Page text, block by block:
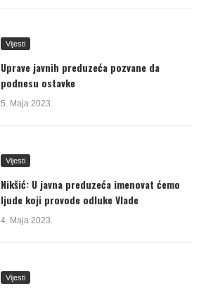
Vijesti
Uprave javnih preduzeća pozvane da
podnesu ostavke
5. Maja 2023.
Vijesti
Nikšić: U javna preduzeća imenovat ćemo
ljude koji provode odluke Vlade
4. Maja 2023.
Vijesti